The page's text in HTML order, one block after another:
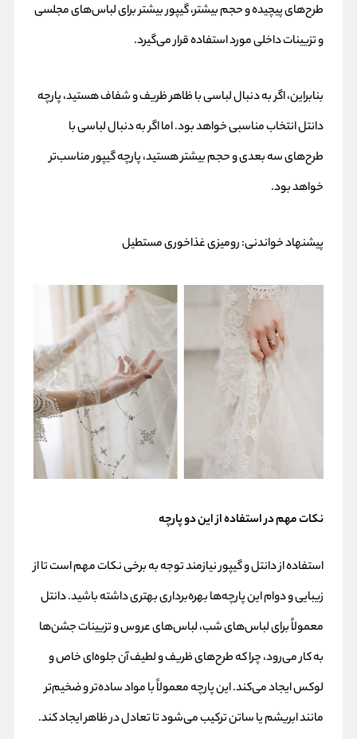
طرح‌های پیچیده و حجم بیشتر، گیپور بیشتر برای لباس‌های مجلسی
و تزیینات داخلی مورد استفاده قرار می‌گیرد.
بنابراین، اگر به دنبال لباسی با ظاهر ظریف و شفاف هستید، پارچه
دانتل انتخاب مناسبی خواهد بود. اما اگر به دنبال لباسی با
طرح‌های سه بعدی و حجم بیشتر هستید، پارچه گیپور مناسب‌تر
خواهد بود.
پیشنهاد خواندنی:رومیزی غذاخوری مستطیل
نکات مهم در استفاده از این دو پارچه
استفاده از دانتل و گیپور نیازمند توجه به برخی نکات مهم است تا از
زیبایی و دوام این پارچه‌ها بهره‌برداری بهتری داشته باشید. دانتل
معمولاً برای لباس‌های شب، لباس‌های عروس و تزیینات جشن‌ها
به کار می‌رود، چرا که طرح‌های ظریف و لطیف آن جلوه‌ای خاص و
لوکس ایجاد می‌کند. این پارچه معمولاً با مواد ساده‌تر و ضخیم‌تر
مانند ابریشم یا ساتن ترکیب می‌شود تا تعادل در ظاهر ایجاد کند.